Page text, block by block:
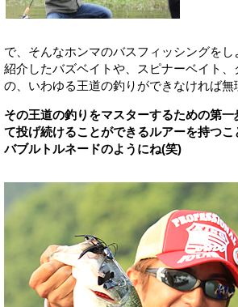
で、そんなホンマのバスフィッシングをし
紹介したバズベイトや、スピナーベイト
の、いわゆる王道の釣りができなければ無
その王道の釣りをマスターするための第
て投げ続けることができるルアーを持つ
バブルトルネードのようにね(笑)